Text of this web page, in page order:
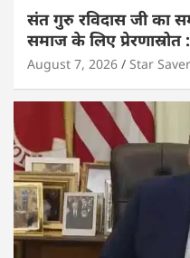
संत गुरु रविदास जी का
समाज के लिए प्रेरणास्रोत
August 7, 2026 Star